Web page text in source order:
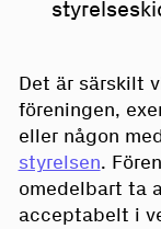
Det är särskilt
föreningen,
eller någon
styrelsen.
omedelbart ta
acceptabelt i